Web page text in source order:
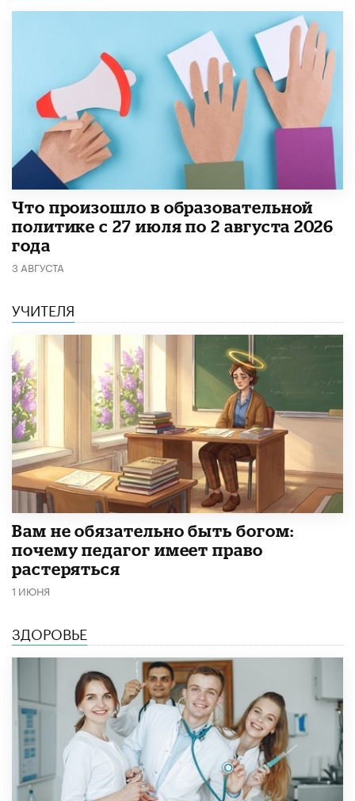
​Что произошло в образовательной
политике с 27 июля по 2 августа 2026
года
3 АВГУСТА
УЧИТЕЛЯ
​Вам не обязательно быть богом:
почему педагог имеет право
растеряться
1 ИЮНЯ
ЗДОРОВЬЕ